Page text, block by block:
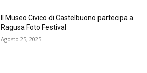
Il Museo Civico di Castelbuono partecipa a
Ragusa Foto Festival
Agosto 25, 2025